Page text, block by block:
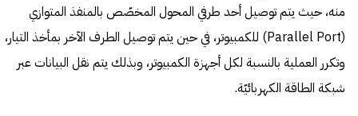
منه، حيث يتم توصيل أحد طرفي المحول المخصّص بالمنفذ المتوازي
(Parallel Port) للكمبيوتر، في حين يتم توصيل الطرف الآخر بمأخذ التيار،
وتكرر العملية بالنسبة لكل أجهزة الكمبيوتر، وبذلك يتم نقل البيانات عبر
شبكة الطاقة الكهربائيّة.